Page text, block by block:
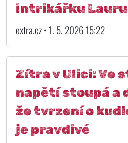
intrikářku Lauru
extra.cz • 1. 5. 2026 15:22
Zítra v Ulici: Ve
napětí stoupá a
že tvrzení o
je pravdivé